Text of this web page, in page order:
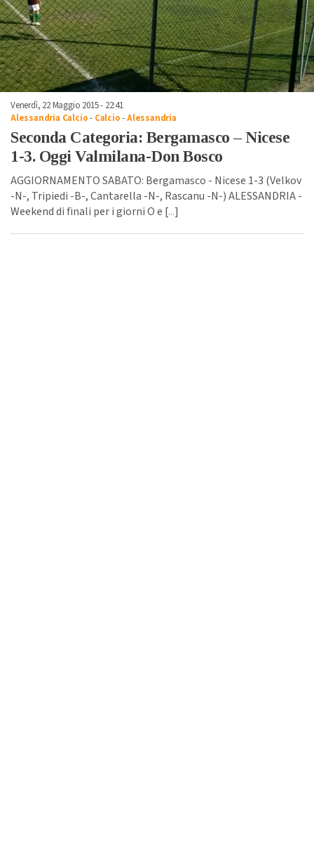
Venerdì, 22 Maggio 2015 - 22:41
Alessandria Calcio- Calcio-Alessandria
Seconda Categoria: Bergamasco – Nicese
1-3. Oggi Valmilana-Don Bosco
AGGIORNAMENTO SABATO: Bergamasco - Nicese 1-3 (Velkov
-N-, Tripiedi -B-, Cantarella -N-, Rascanu -N-) ALESSANDRIA -
Weekend di finali per i giorni O e [...]